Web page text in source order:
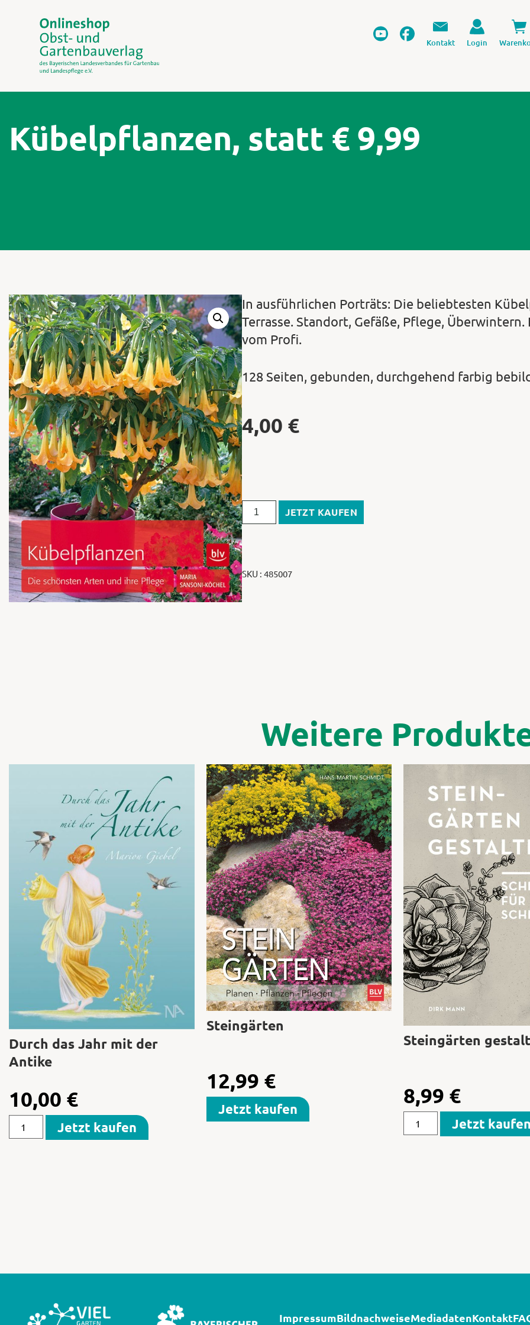
Kontakt Login
Kübelpflanzen, statt € 9,99
In ausführlichen Porträts: Die beliebtesten
Terrasse. Standort, Gefäße, Pflege,
vom Profi.
128 Seiten, gebunden, durchgehend farbig
4,00 €
JETZT KAUFEN
SKU : 485007
Weitere
Durch das Jahr mit der
Antike
10,00 €
Jetzt kaufen
Steingärten
12,99 €
Jetzt kaufen
Steingärten
8,99 €
Jetzt
ImpressumBildnachweiseMediadatenKontakt